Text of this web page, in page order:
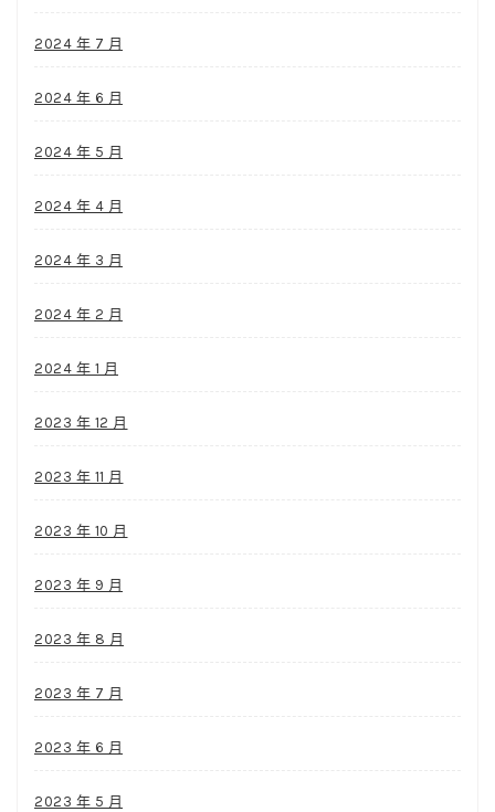
2024 年 7 月
2024 年 6 月
2024 年 5 月
2024 年 4 月
2024 年 3 月
2024 年 2 月
2024 年 1 月
2023 年 12 月
2023 年 11 月
2023 年 10 月
2023 年 9 月
2023 年 8 月
2023 年 7 月
2023 年 6 月
2023 年 5 月